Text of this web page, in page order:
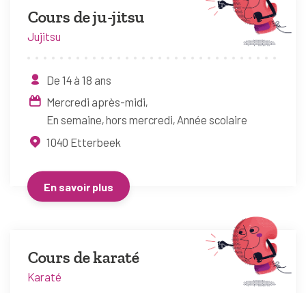
Cours de ju-jitsu
Jujitsu
De 14 à 18 ans
Mercredi après-midi
En semaine, hors mercredi Année scolaire
1040 Etterbeek
En savoir plus
Cours de karaté
Karaté